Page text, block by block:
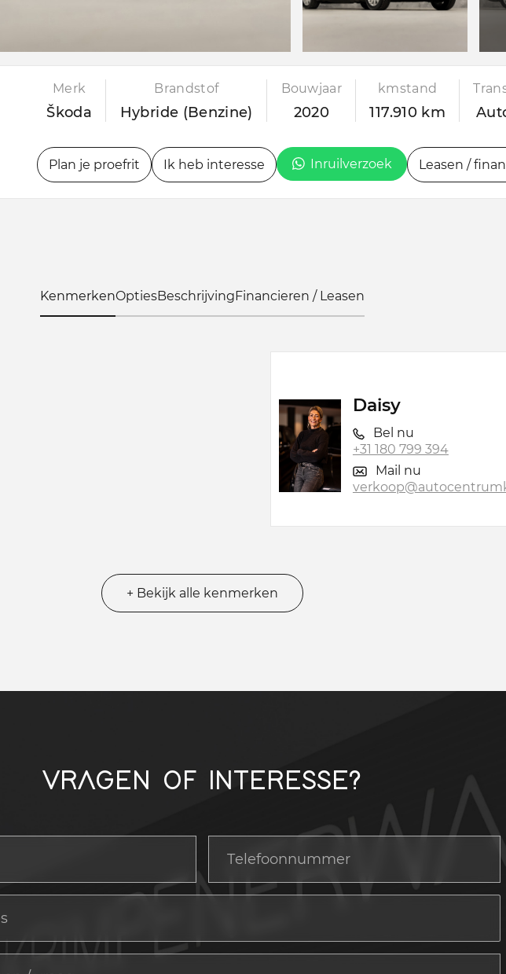
Merk
Škoda
Brandstof
Hybride (Benzine)
Bouwjaar
2020
kmstand
117.910 km
Plan je proefrit Ik heb interesse Inruilverzoek Leasen /
KenmerkenOptiesBeschrijvingFinancieren / Leasen
Daisy
Bel nu
+31 180 799 394
Mail nu
+ Bekijk alle kenmerken
VRAGEN OF INTERESSE?